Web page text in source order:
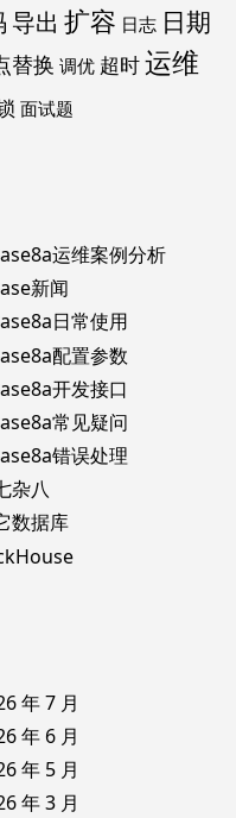
导出 扩容 日志 日期
替换 调优 超时运维
面试题
运维案例分析
新闻
日常使用
配置参数
开发接口
常见疑问
错误处理
杂八
数据库
年 7 月
年 6 月
年 5 月
年 3 月